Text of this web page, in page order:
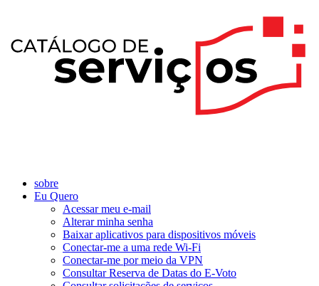
sobre
Eu Quero
Acessar meu e-mail
Alterar minha senha
Baixar aplicativos para dispositivos móveis
Conectar-me a uma rede Wi-Fi
Conectar-me por meio da VPN
Consultar Reserva de Datas do E-Voto